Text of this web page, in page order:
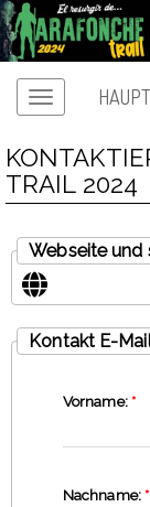
TRAIL 2024
Webseite und
Kontakt E-
Vorname: *
Nachname: *